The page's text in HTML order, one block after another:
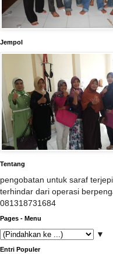
Jempol
Tentang
pengobatan untuk saraf
terhindar dari operasi
081318731684
Pages - Menu
▼
Entri Populer